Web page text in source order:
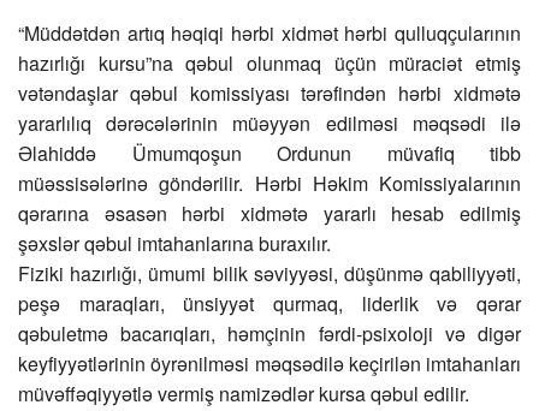
“Müddətdən artıq həqiqi hərbi xidmət hərbi qulluqçularının
hazırlığı kursu”na qəbul olunmaq üçün müraciət etmiş
vətəndaşlar qəbul komissiyası tərəfindən hərbi xidmətə
yararlılıq dərəcələrinin müəyyən edilməsi məqsədi ilə
Əlahiddə Ümumqoşun Ordunun müvafiq tibb
müəssisələrinə göndərilir. Hərbi Həkim Komissiyalarının
qərarına əsasən hərbi xidmətə yararlı hesab edilmiş
şəxslər qəbul imtahanlarına buraxılır.
Fiziki hazırlığı, ümumi bilik səviyyəsi, düşünmə qabiliyyəti,
peşə maraqları, ünsiyyət qurmaq, liderlik və qərar
qəbuletmə bacarıqları, həmçinin fərdi-psixoloji və digər
keyfiyyətlərinin öyrənilməsi məqsədilə keçirilən imtahanları
müvəffəqiyyətlə vermiş namizədlər kursa qəbul edilir.